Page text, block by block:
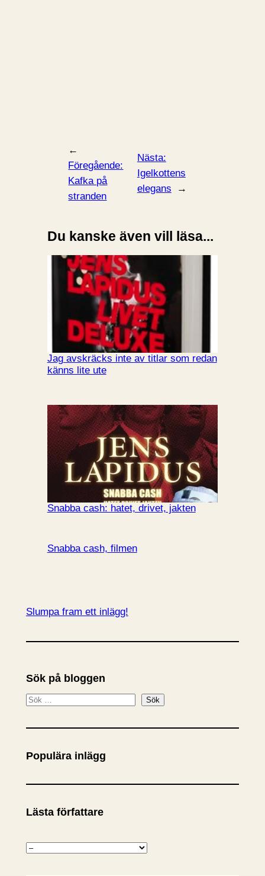
←
Föregående:
Kafka på
stranden
Nästa:
Igelkottens
elegans
→
Du kanske även vill läsa...
Jag avskräcks inte av titlar som redan
känns lite ute
Snabba cash: hatet, drivet, jakten
Snabba cash, filmen
Slumpa fram ett inlägg!
Sök på bloggen
S
k
Sök
Populära inlägg
Lästa författare
K